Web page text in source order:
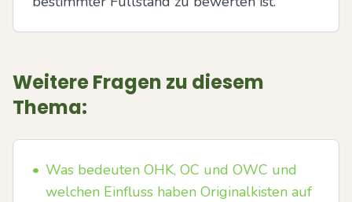
Weitere Fragen zu diesem
Thema:
• Was bedeuten OHK, OC und OWC und
welchen Einfluss haben Originalkisten auf